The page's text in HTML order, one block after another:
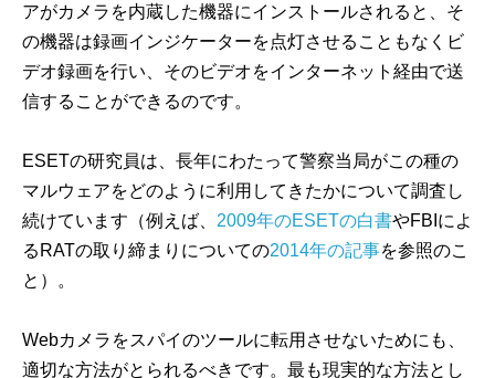
アがカメラを内蔵した機器にインストールされると、そ
の機器は録画インジケーターを点灯させることもなくビ
デオ録画を行い、そのビデオをインターネット経由で送
信することができるのです。
ESETの研究員は、長年にわたって警察当局がこの種の
マルウェアをどのように利用してきたかについて調査し
続けています（例えば、 2009年のESETの白書やFBIによ
るRATの取り締まりについての2014年の記事を参照のこ
と）。
Webカメラをスパイのツールに転用させないためにも、
適切な方法がとられるべきです。最も現実的な方法とし